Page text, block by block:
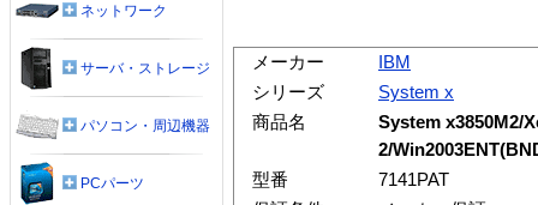
メーカー
IBM
シリーズ
System x
商品名
System x3850M2/
2/
型番
7141PAT
ネットワーク
サーバ・ストレージ
パソコン・周辺機器
PCパーツ